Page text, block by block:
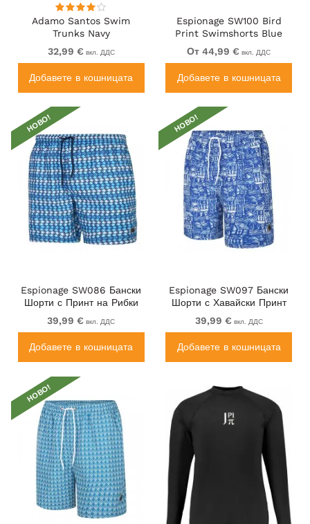
Adamo Santos Swim
Trunks Navy
32,99 € вкл. ДДС
Добавете в кошницата
Espionage SW100 Bird
Print Swimshorts Blue
От 44,99 € вкл. ДДС
Добавете в кошницата
Espionage SW086 Бански
Шорти с Принт на Рибки
Синьо
НОВО!
39,99 € вкл. ДДС
Добавете в кошницата
Espionage SW097 Бански
Шорти с Хавайски Принт
Кралско Синьо/Бяло
НОВО!
39,99 € вкл. ДДС
Добавете в кошницата
НОВО!